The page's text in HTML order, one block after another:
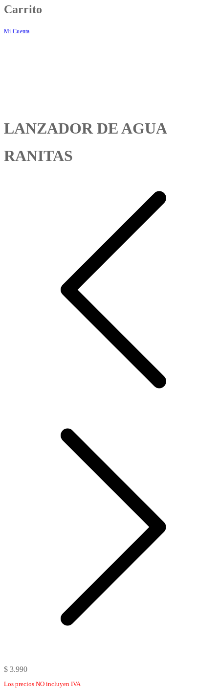
Carrito
Mi Cuenta
LANZADOR DE AGUA
RANITAS
$ 3.990
Los precios NO incluyen IVA